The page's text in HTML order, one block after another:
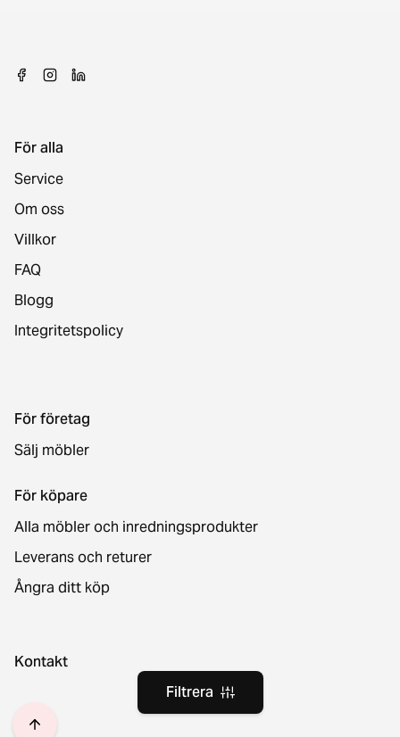
Filtrera
För alla
Service
Om oss
Villkor
FAQ
Blogg
Integritetspolicy
För företag
Sälj möbler
För köpare
Alla möbler och inredningsprodukter
Leverans och returer
Ångra ditt köp
Kontakt